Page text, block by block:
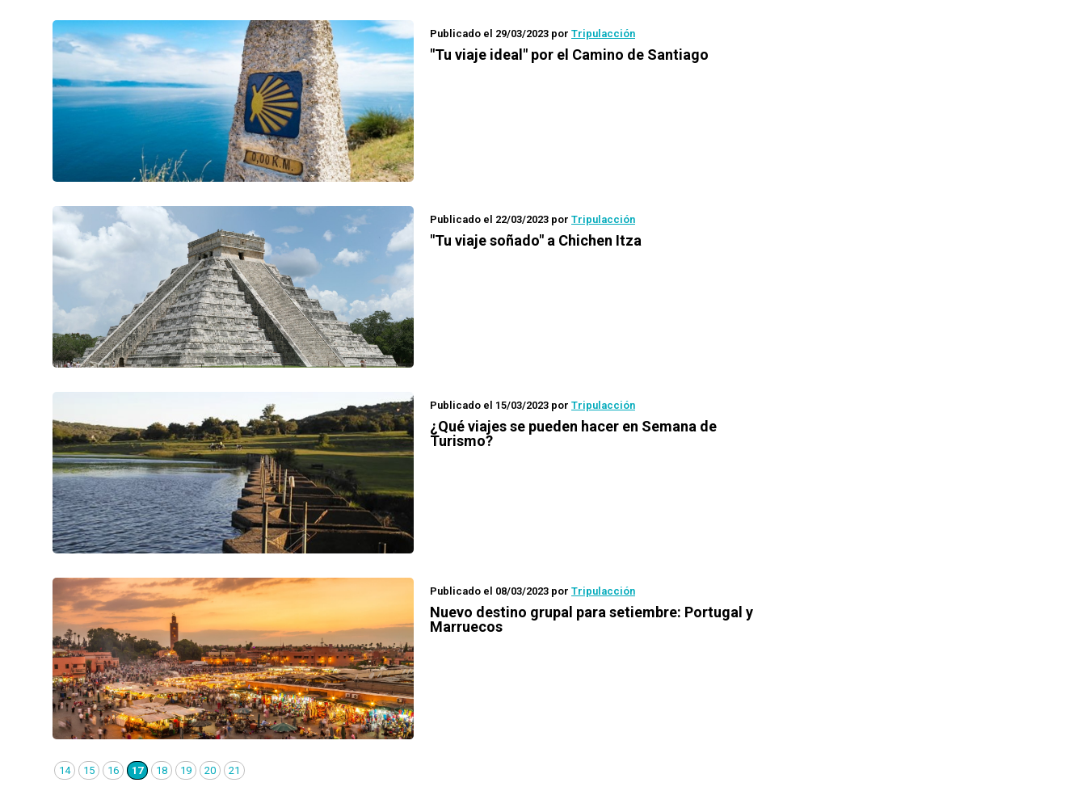
Publicado el 29/03/2023 por Tripulacción
"Tu viaje ideal" por el Camino de Santiago
Publicado el 22/03/2023 por Tripulacción
"Tu viaje soñado" a Chichen Itza
Publicado el 15/03/2023 por Tripulacción
¿Qué viajes se pueden hacer en Semana de
Turismo?
Publicado el 08/03/2023 por Tripulacción
Nuevo destino grupal para setiembre: Portugal y
Marruecos
14 15 16 17 18 19 20 21